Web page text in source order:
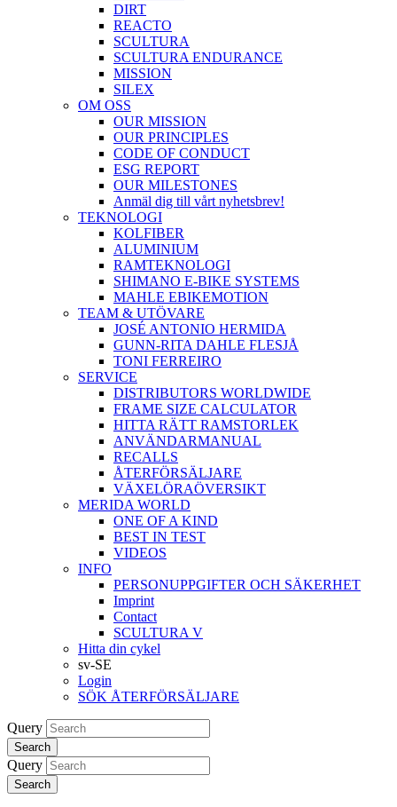
DIRT
REACTO
SCULTURA
SCULTURA ENDURANCE
MISSION
SILEX
OM OSS
OUR MISSION
OUR PRINCIPLES
CODE OF CONDUCT
ESG REPORT
OUR MILESTONES
Anmäl dig till vårt nyhetsbrev!
TEKNOLOGI
KOLFIBER
ALUMINIUM
RAMTEKNOLOGI
SHIMANO E-BIKE SYSTEMS
MAHLE EBIKEMOTION
TEAM & UTÖVARE
JOSÉ ANTONIO HERMIDA
GUNN-RITA DAHLE FLESJÅ
TONI FERREIRO
SERVICE
DISTRIBUTORS WORLDWIDE
FRAME SIZE CALCULATOR
HITTA RÄTT RAMSTORLEK
ANVÄNDARMANUAL
RECALLS
ÅTERFÖRSÄLJARE
VÄXELÖRAÖVERSIKT
MERIDA WORLD
ONE OF A KIND
BEST IN TEST
VIDEOS
INFO
PERSONUPPGIFTER OCH SÄKERHET
Imprint
Contact
SCULTURA V
Hitta din cykel
sv-SE
Login
SÖK ÅTERFÖRSÄLJARE
Query
Search
Query
Search